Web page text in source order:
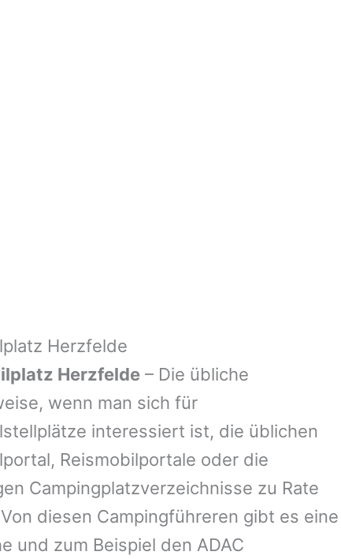
Herzfelde
Herzfelde– Die übliche
wenn man sich für
interessiert ist, die üblichen
Reismobilportale oder die
Campingplatzverzeichnisse zu Rate
diesen Campingführeren gibt es eine
und zum Beispiel den ADAC